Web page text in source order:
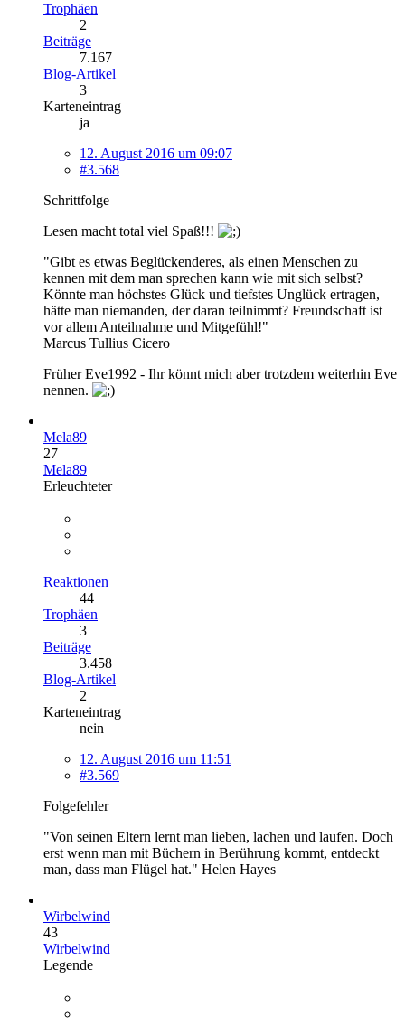
Trophäen
2
Beiträge
7.167
Blog-Artikel
3
Karteneintrag
ja
12. August 2016 um 09:07
#3.568
Schrittfolge
Lesen macht total viel Spaß!!!
"Gibt es etwas Beglückenderes, als einen Menschen zu
kennen mit dem man sprechen kann wie mit sich selbst?
Könnte man höchstes Glück und tiefstes Unglück ertragen,
hätte man niemanden, der daran teilnimmt? Freundschaft ist
vor allem Anteilnahme und Mitgefühl!"
Marcus Tullius Cicero
Früher Eve1992 - Ihr könnt mich aber trotzdem weiterhin Eve
nennen.
Mela89
27
Mela89
Erleuchteter
Reaktionen
44
Trophäen
3
Beiträge
3.458
Blog-Artikel
2
Karteneintrag
nein
12. August 2016 um 11:51
#3.569
Folgefehler
"Von seinen Eltern lernt man lieben, lachen und laufen. Doch
erst wenn man mit Büchern in Berührung kommt, entdeckt
man, dass man Flügel hat." Helen Hayes
Wirbelwind
43
Wirbelwind
Legende